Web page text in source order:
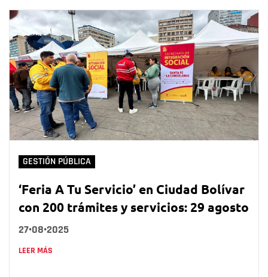
GESTIÓN PÚBLICA
‘Feria A Tu Servicio’ en Ciudad Bolívar
con 200 trámites y servicios: 29 agosto
27•08•2025
LEER MÁS